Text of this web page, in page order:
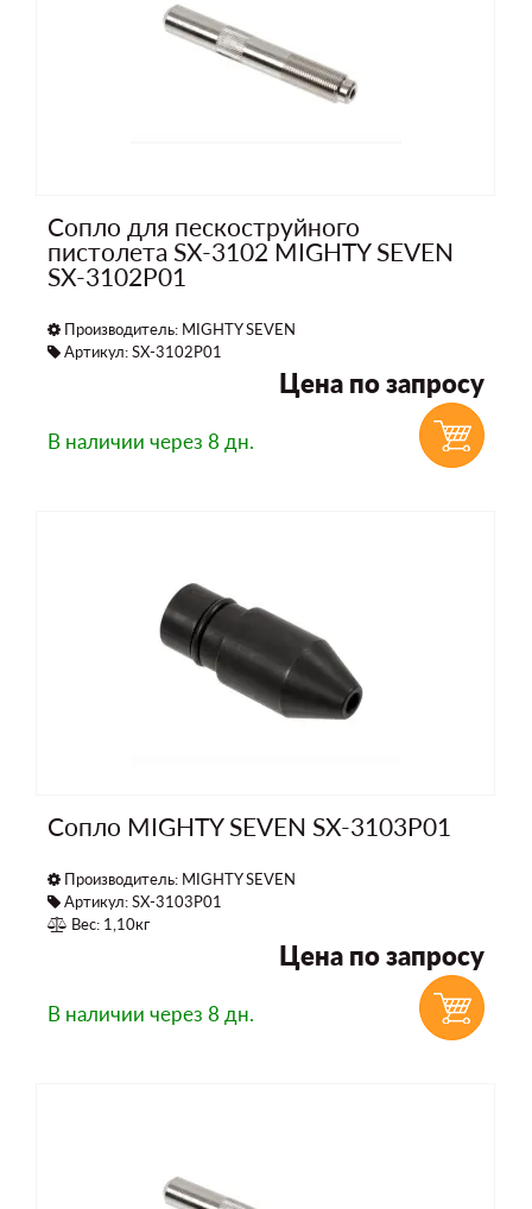
Сопло для пескоструйного
пистолета SX-3102 MIGHTY SEVEN
SX-3102P01
Производитель: MIGHTY SEVEN
Артикул: SX-3102P01
Цена по запросу
В наличии через 8 дн.
Сопло MIGHTY SEVEN SX-3103P01
Производитель: MIGHTY SEVEN
Артикул: SX-3103P01
Вес: 1,10кг
Цена по запросу
В наличии через 8 дн.